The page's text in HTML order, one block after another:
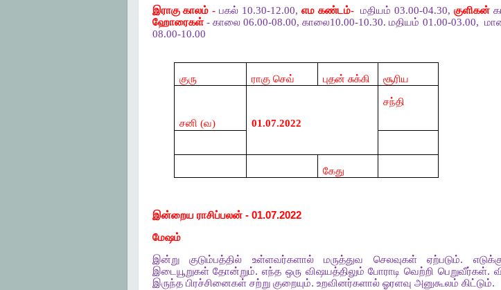
இராகு காலம் - பகல் 10.30-12.00, எம கண்டம்- மதியம் 03.00-04.30,குளிகன்
ஹோரைகள்- காலை 06.00-08.00, காலை10.00-10.30. மதியம் 01.00-03.00,
08.00-10.00
குரு ராகு செவ் புதன் சுக்கி சூரிய
சனி (வ) 01.07.2022
சந்தி
கேது
இன்றைய ராசிப்பலன்- 01.07.2022
மேஷம்
இன்று
குடும்பத்தில் உள்ளவர்களால் மருத்துவ செலவுகள் ஏற்படும்.
இடையூறுகள் தோன்றும்.எந்த ஒரு விஷயத்திலும் போராடி வெற்றி பெறுவீர்கள்.
இருந்த பிரச்சினைகள் சற்று குறையும். உறவினர்களால் ஓரளவு அனுகூலம் கிட்டும்.